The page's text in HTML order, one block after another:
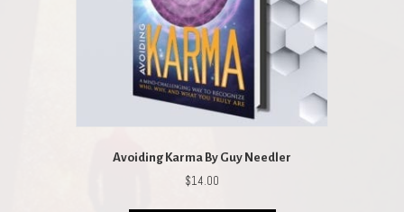
Avoiding Karma By Guy Needler
$14.00